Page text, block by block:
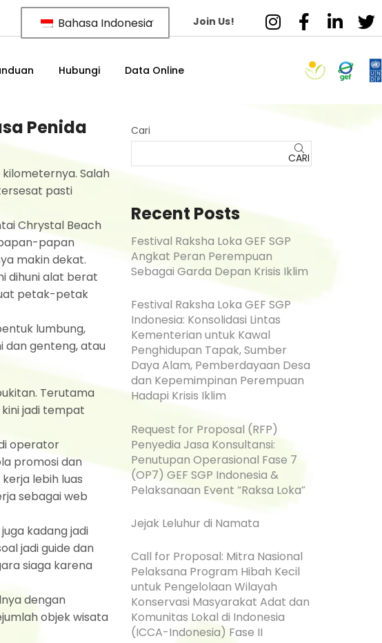
Bahasa Indonesia Join Us!
Hubungi Data Online
Penida
Salah
pasti
Chrystal Beach
papan
makin dekat.
dihuni alat berat
petak-petak
lumbung,
dan genteng, atau
Terutama
jadi tempat
operator
promosi dan
lebih luas
sebagai web
kadang jadi
jadi guide dan
siaga karena
dengan
objek wisata
Cari
CARI
Recent Posts
Festival Raksha Loka GEF SGP
Angkat Peran Perempuan
Sebagai Garda Depan Krisis Iklim
Festival Raksha Loka GEF SGP
Indonesia: Konsolidasi Lintas
Kementerian untuk Kawal
Penghidupan Tapak, Sumber
Daya Alam, Pemberdayaan Desa
dan Kepemimpinan Perempuan
Hadapi Krisis Iklim
Request for Proposal (RFP)
Penyedia Jasa Konsultansi:
Penutupan Operasional Fase 7
(OP7) GEF SGP Indonesia &
Pelaksanaan Event “Raksa Loka”
Jejak Leluhur di Namata
Call for Proposal: Mitra Nasional
Pelaksana Program Hibah Kecil
untuk Pengelolaan Wilayah
Konservasi Masyarakat Adat dan
Komunitas Lokal di Indonesia
(ICCA-Indonesia) Fase II